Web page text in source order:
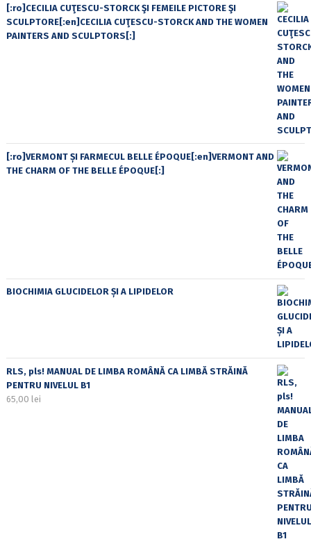
[:ro]CECILIA CUŢESCU-STORCK ŞI FEMEILE PICTORE ŞI
SCULPTORE[:en]CECILIA CUŢESCU-STORCK AND THE WOMEN
PAINTERS AND SCULPTORS[:]
[:ro]VERMONT ȘI FARMECUL BELLE ÉPOQUE[:en]VERMONT AND
THE CHARM OF THE BELLE ÉPOQUE[:]
BIOCHIMIA GLUCIDELOR ȘI A LIPIDELOR
RLS, pls! MANUAL DE LIMBA ROMÂNĂ CA LIMBĂ STRĂINĂ
PENTRU NIVELUL B1
65,00 lei